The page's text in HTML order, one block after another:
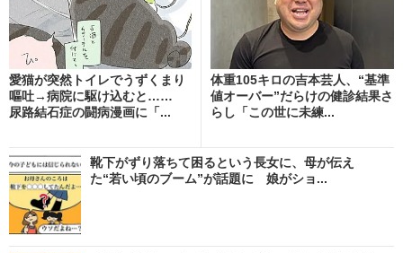
愛猫が突然トイレでうずくまり
嘔吐→病院に駆け込むと……
尿路結石症の闘病漫画に「...
体重105キロの吉本芸人、“基準
値オーバー”だらけの健診結果さ
らし「この世に未練...
靴下がずり落ちて困るという長女に、母が伝え
た“若い頃のブーム”が話題に 娘がショ...